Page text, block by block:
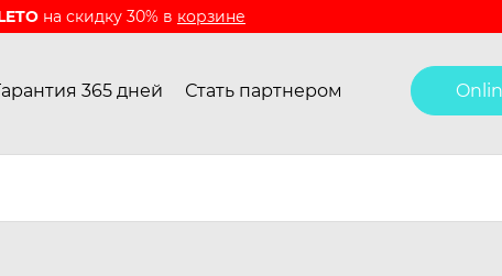
на скидку 30% в корзине
365 дней Стать партнером